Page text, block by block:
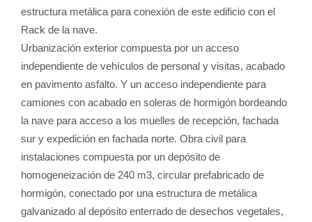
estructura metálica para conexión de este edificio con el
Rack de la nave.
Urbanización exterior compuesta por un acceso
independiente de vehículos de personal y visitas, acabado
en pavimento asfalto. Y un acceso independiente para
camiones con acabado en soleras de hormigón bordeando
la nave para acceso a los muelles de recepción, fachada
sur y expedición en fachada norte. Obra civil para
instalaciones compuesta por un depósito de
homogeneización de 240 m3, circular prefabricado de
hormigón, conectado por una estructura de metálica
galvanizado al depósito enterrado de desechos vegetales,